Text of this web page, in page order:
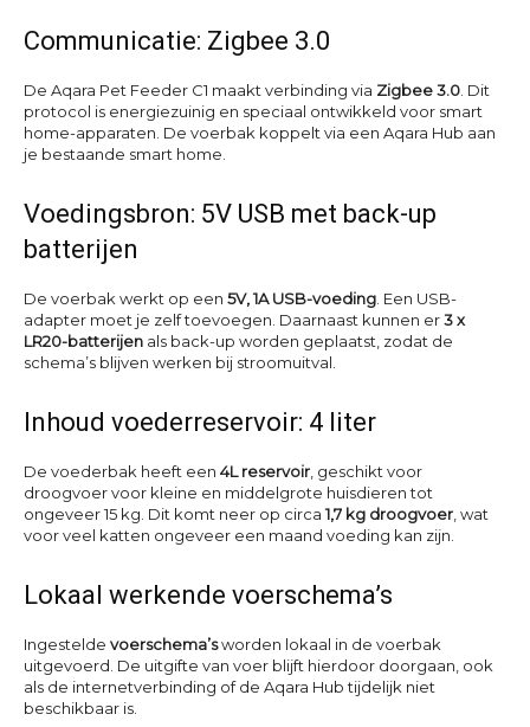
Communicatie: Zigbee 3.0
De Aqara Pet Feeder C1 maakt verbinding via Zigbee 3.0 . Dit
protocol is energiezuinig en speciaal ontwikkeld voor smart
home-apparaten. De voerbak koppelt via een Aqara Hub aan
je bestaande smart home.
Voedingsbron: 5V USB met back-up
batterijen
De voerbak werkt op een 5V, 1A USB-voeding . Een USB-
adapter moet je zelf toevoegen. Daarnaast kunnen er3 x
LR20-batterijen als back-up worden geplaatst, zodat de
schema’s blijven werken bij stroomuitval.
Inhoud voederreservoir: 4 liter
De voederbak heeft een 4L reservoir , geschikt voor
droogvoer voor kleine en middelgrote huisdieren tot
ongeveer 15 kg. Dit komt neer op circa 1,7 kg droogvoer , wat
voor veel katten ongeveer een maand voeding kan zijn.
Lokaal werkende voerschema’s
Ingestelde voerschema’sworden lokaal in de voerbak
uitgevoerd. De uitgifte van voer blijft hierdoor doorgaan, ook
als de internetverbinding of de Aqara Hub tijdelijk niet
beschikbaar is.